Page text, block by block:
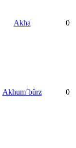
Akha 0
Akhum´bûrz 0